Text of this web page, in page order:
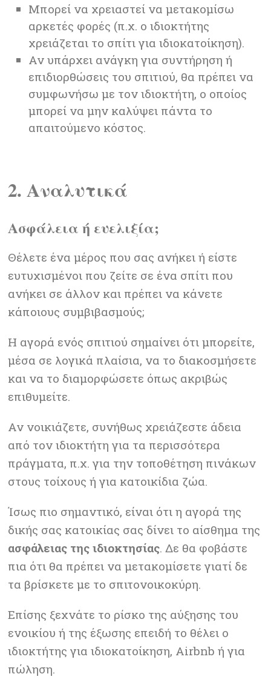
Μπορεί να χρειαστεί να μετακομίσω
αρκετές φορές (π.χ. ο ιδιοκτήτης
χρειάζεται το σπίτι για ιδιοκατοίκηση).
Αν υπάρχει ανάγκη για συντήρηση ή
επιδιορθώσεις του σπιτιού, θα πρέπει να
συμφωνήσω με τον ιδιοκτήτη, ο οποίος
μπορεί να μην καλύψει πάντα το
απαιτούμενο κόστος.
2. Αναλυτικά
Ασφάλεια ή ευελιξία;
Θέλετε ένα μέρος που σας ανήκει ή είστε
ευτυχισμένοι που ζείτε σε ένα σπίτι που
ανήκει σε άλλον και πρέπει να κάνετε
κάποιους συμβιβασμούς;
Η αγορά ενός σπιτιού σημαίνει ότι μπορείτε,
μέσα σε λογικά πλαίσια, να το διακοσμήσετε
και να το διαμορφώσετε όπως ακριβώς
επιθυμείτε.
Αν νοικιάζετε, συνήθως χρειάζεστε άδεια
από τον ιδιοκτήτη για τα περισσότερα
πράγματα, π.χ. για την τοποθέτηση πινάκων
στους τοίχους ή για κατοικίδια ζώα.
Ίσως πιο σημαντικό, είναι ότι η αγορά της
δικής σας κατοικίας σας δίνει το αίσθημα της
ασφάλειας της ιδιοκτησίας. Δε θα φοβάστε
πια ότι θα πρέπει να μετακομίσετε γιατί δε
τα βρίσκετε με το σπιτονοικοκύρη.
Επίσης ξεχνάτε το ρίσκο της αύξησης του
ενοικίου ή της έξωσης επειδή το θέλει ο
ιδιοκτήτης για ιδιοκατοίκηση, Airbnb ή για
πώληση.